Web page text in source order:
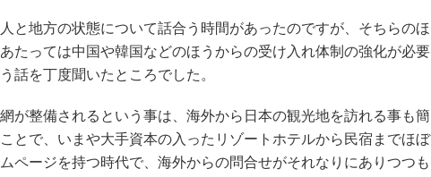
と地方の状態について話合う時間があったのですが、そちらのほ
たっては中国や韓国などのほうからの受け入れ体制の強化が必要
話を丁度聞いたところでした。
が整備されるという事は、海外から日本の観光地を訪れる事も簡
とで、いまや大手資本の入ったリゾートホテルから民宿までほぼ
ページを持つ時代で、海外からの問合せがそれなりにありつつも